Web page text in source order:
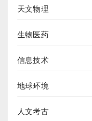
天文物理
生物医药
信息技术
地球环境
人文考古